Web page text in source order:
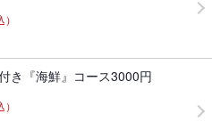
き『海鮮』コース3000円